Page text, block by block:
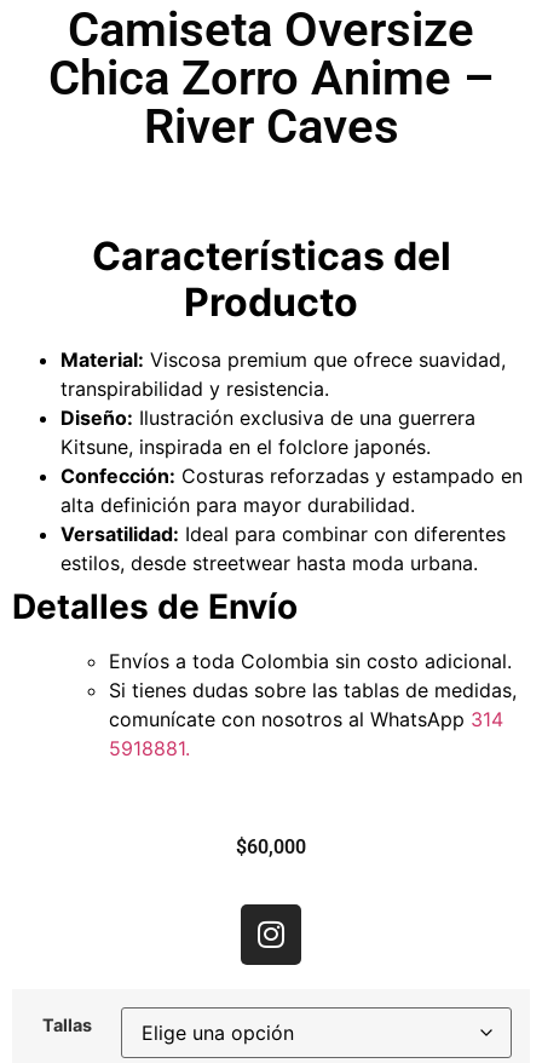
Camiseta Oversize
Chica Zorro Anime –
River Caves
Características del
Producto
Material: Viscosa premium que ofrece suavidad,
transpirabilidad y resistencia.
Diseño: Ilustración exclusiva de una guerrera
Kitsune, inspirada en el folclore japonés.
Confección: Costuras reforzadas y estampado en
alta definición para mayor durabilidad.
Versatilidad: Ideal para combinar con diferentes
estilos, desde streetwear hasta moda urbana.
Detalles de Envío
Envíos a toda Colombia sin costo adicional.
Si tienes dudas sobre las tablas de medidas,
comunícate con nosotros al WhatsApp 314
5918881.
$60,000
Tallas